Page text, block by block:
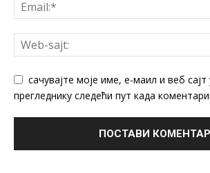
сачувајте моје име, е-маил и веб
прегледнику следећи пут када